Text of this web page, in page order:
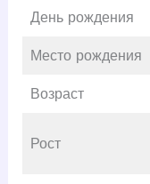
День рождения
Место рождения
Возраст
Рост